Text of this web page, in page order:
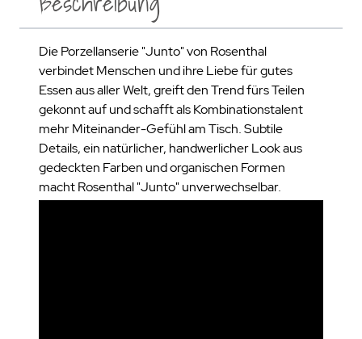
Die Porzellanserie "Junto" von Rosenthal
verbindet Menschen und ihre Liebe für gutes
Essen aus aller Welt, greift den Trend fürs Teilen
gekonnt auf und schafft als Kombinationstalent
mehr Miteinander-Gefühl am Tisch. Subtile
Details, ein natürlicher, handwerlicher Look aus
gedeckten Farben und organischen Formen
macht Rosenthal "Junto" unverwechselbar.